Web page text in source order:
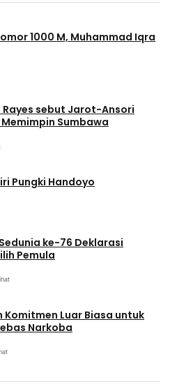
1000 M, Muhammad Iqra
Ansori
Sumbawa
Pungki Handoyo
ke-76 Deklarasi
Pemula
Komitmen Luar Biasa untuk
Narkoba